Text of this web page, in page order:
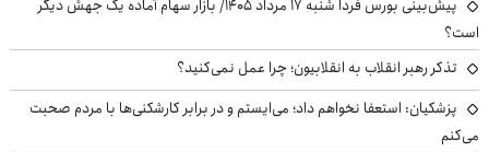
پیش‌بینی بورس فردا شنبه ۱۷ مرداد ۱۴۰۵/ بازار سهام آماده یک جهش دیگر
است؟
تذکر رهبر انقلاب به انقلابیون؛ چرا عمل نمی‌کنید؟
پزشکیان: استعفا نخواهم داد؛ می‌ایستم و در برابر کارشکنی‌ها با مردم صحبت
می‌کنم